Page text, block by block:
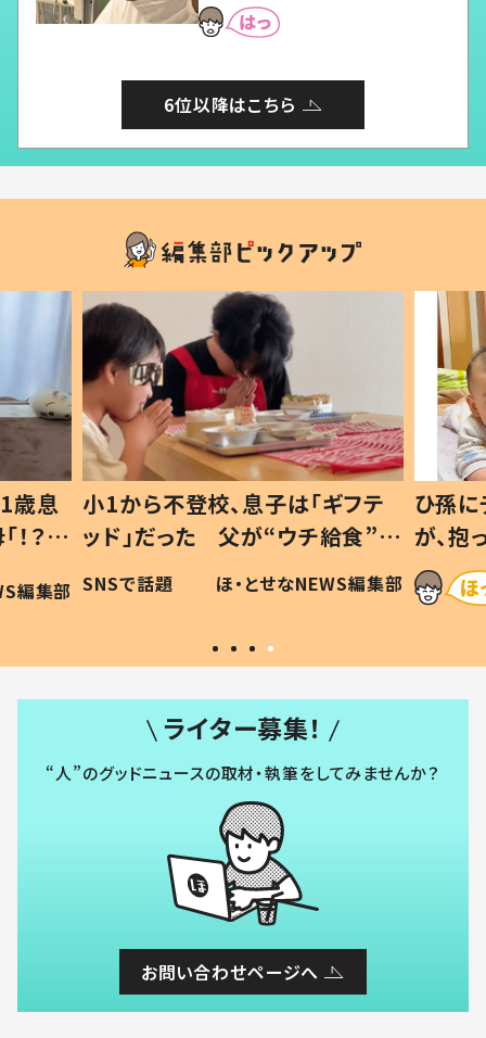
6位以降はこちら
フテ
食”を
編集部
ひ孫にデレデレな80歳じいじ
が、抱っこすると…ひ孫の反応に
「涙が出ました」「可愛くて仕方な
い」
ほ・とせなNEWS編集部
ライター募集！
“人”のグッドニュースの取材・執筆をしてみませんか？
お問い合わせページへ